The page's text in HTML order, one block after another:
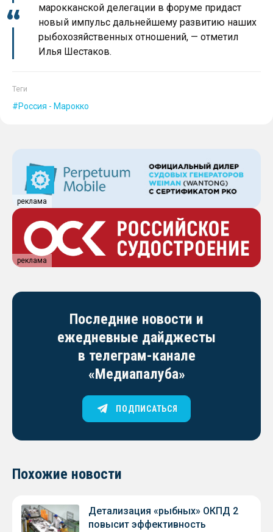
марокканской делегации в форуме придаст
новый импульс дальнейшему развитию наших
рыбохозяйственных отношений, — отметил
Илья Шестаков.
Теги
Россия - Марокко
реклама
реклама
Последние новости и
ежедневные дайджесты
в телеграм-канале
«Медиапалуба»
ПОДПИСАТЬСЯ
Похожие новости
Детализация «рыбных» ОКПД 2
повысит эффективность